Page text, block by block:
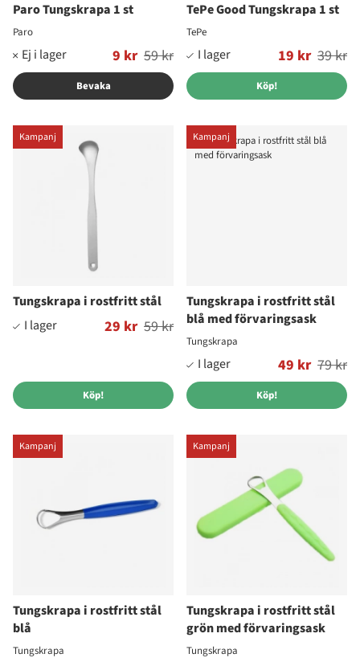
Paro Tungskrapa 1 st
Paro
9 kr
Ordinarie pris: 59 kr
Bevaka
TePe Good Tungskrapa 1 st
TePe
19 kr
Ordinarie pris: 39 kr
Köp!
Kampanj
Tungskrapa i rostfritt stål
29 kr
Ordinarie pris: 59 kr
Köp!
Kampanj
Tungskrapa i rostfritt stål
blå med förvaringsask
Tungskrapa
49 kr
Ordinarie pris: 79 kr
Köp!
Kampanj
Tungskrapa i rostfritt stål
blå
Tungskrapa
Kampanj
Tungskrapa i rostfritt stål
grön med förvaringsask
Tungskrapa